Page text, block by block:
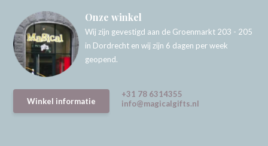
Onze winkel
Wij zijn gevestigd aan de Groenmarkt 203 - 205
in Dordrecht en wij zijn 6 dagen per week
geopend.
Winkel informatie
+31 78 6314355
info@magicalgifts.nl